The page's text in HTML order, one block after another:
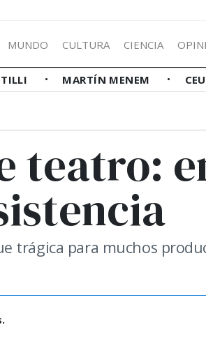
MUNDO CULTURA CIENCIA
MARTÍN MENEM
teatro:
trágica para muchos